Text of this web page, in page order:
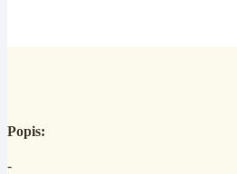
Popis:
-